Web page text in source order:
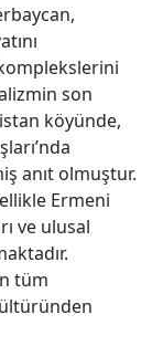
son
köyünde,
anıt olmuştur.
Ermeni
ve ulusal
tüm